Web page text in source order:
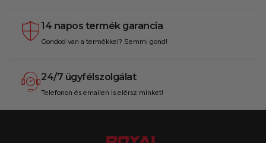
14 napos termék garancia
Gondod van a termékkel? Semmi gond!
24/7 ügyfélszolgálat
Telefonon és emailen is elérsz minket!